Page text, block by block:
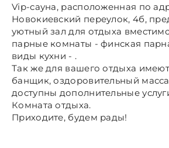
Vip-сауна, расположенная по
Новокиевский переулок, 4б,
уютный зал для отдыха
парные комнаты - финская
виды кухни - .
Так же для вашего отдыха
банщик, оздоровительный
доступны дополнительные
Комната отдыха.
Приходите, будем рады!